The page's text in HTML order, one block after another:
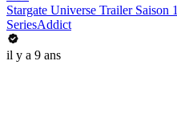
Stargate Universe Trailer Saison 1
SeriesAddict
il y a 9 ans